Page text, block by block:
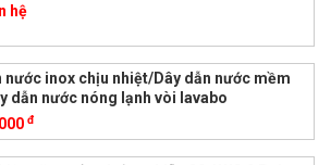
hệ
nước inox chịu nhiệt/Dây dẫn nước mềm
dẫn nước nóng lạnh vòi lavabo
đ